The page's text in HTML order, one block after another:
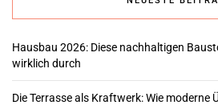
Hausbau 2026: Diese nachhaltigen
wirklich durch
Die Terrasse als Kraftwerk: Wie moderne